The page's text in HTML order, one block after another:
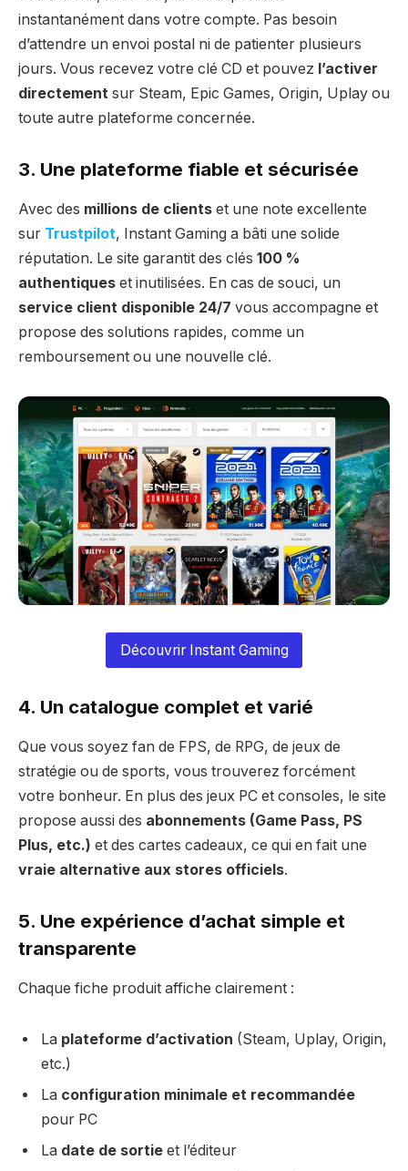
instantanément dans votre compte. Pas besoin
d’attendre un envoi postal ni de patienter plusieurs
jours. Vous recevez votre clé CD et pouvez l’activer
directement sur Steam, Epic Games, Origin, Uplay ou
toute autre plateforme concernée.
3. Une plateforme fiable et sécurisée
Avec des millions de clients et une note excellente
sur Trustpilot, Instant Gaming a bâti une solide
réputation. Le site garantit des clés 100 %
authentiques et inutilisées. En cas de souci, un
service client disponible 24/7 vous accompagne et
propose des solutions rapides, comme un
remboursement ou une nouvelle clé.
Découvrir Instant Gaming
4. Un catalogue complet et varié
Que vous soyez fan de FPS, de RPG, de jeux de
stratégie ou de sports, vous trouverez forcément
votre bonheur. En plus des jeux PC et consoles, le site
propose aussi des abonnements (Game Pass, PS
Plus, etc.) et des cartes cadeaux, ce qui en fait une
vraie alternative aux stores officiels.
5. Une expérience d’achat simple et
transparente
Chaque fiche produit affiche clairement :
La plateforme d’activation (Steam, Uplay, Origin,
etc.)
La configuration minimale et recommandée
pour PC
La date de sortie et l’éditeur